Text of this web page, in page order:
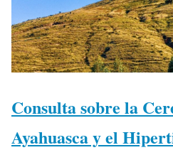
Consulta sobre la
Ayahuasca y el